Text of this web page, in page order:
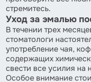
стремитесь.
Уход за эмалью
В течении трех
стоматологи
употребление чая,
содержащих
свести все усилия на
Особое внимание